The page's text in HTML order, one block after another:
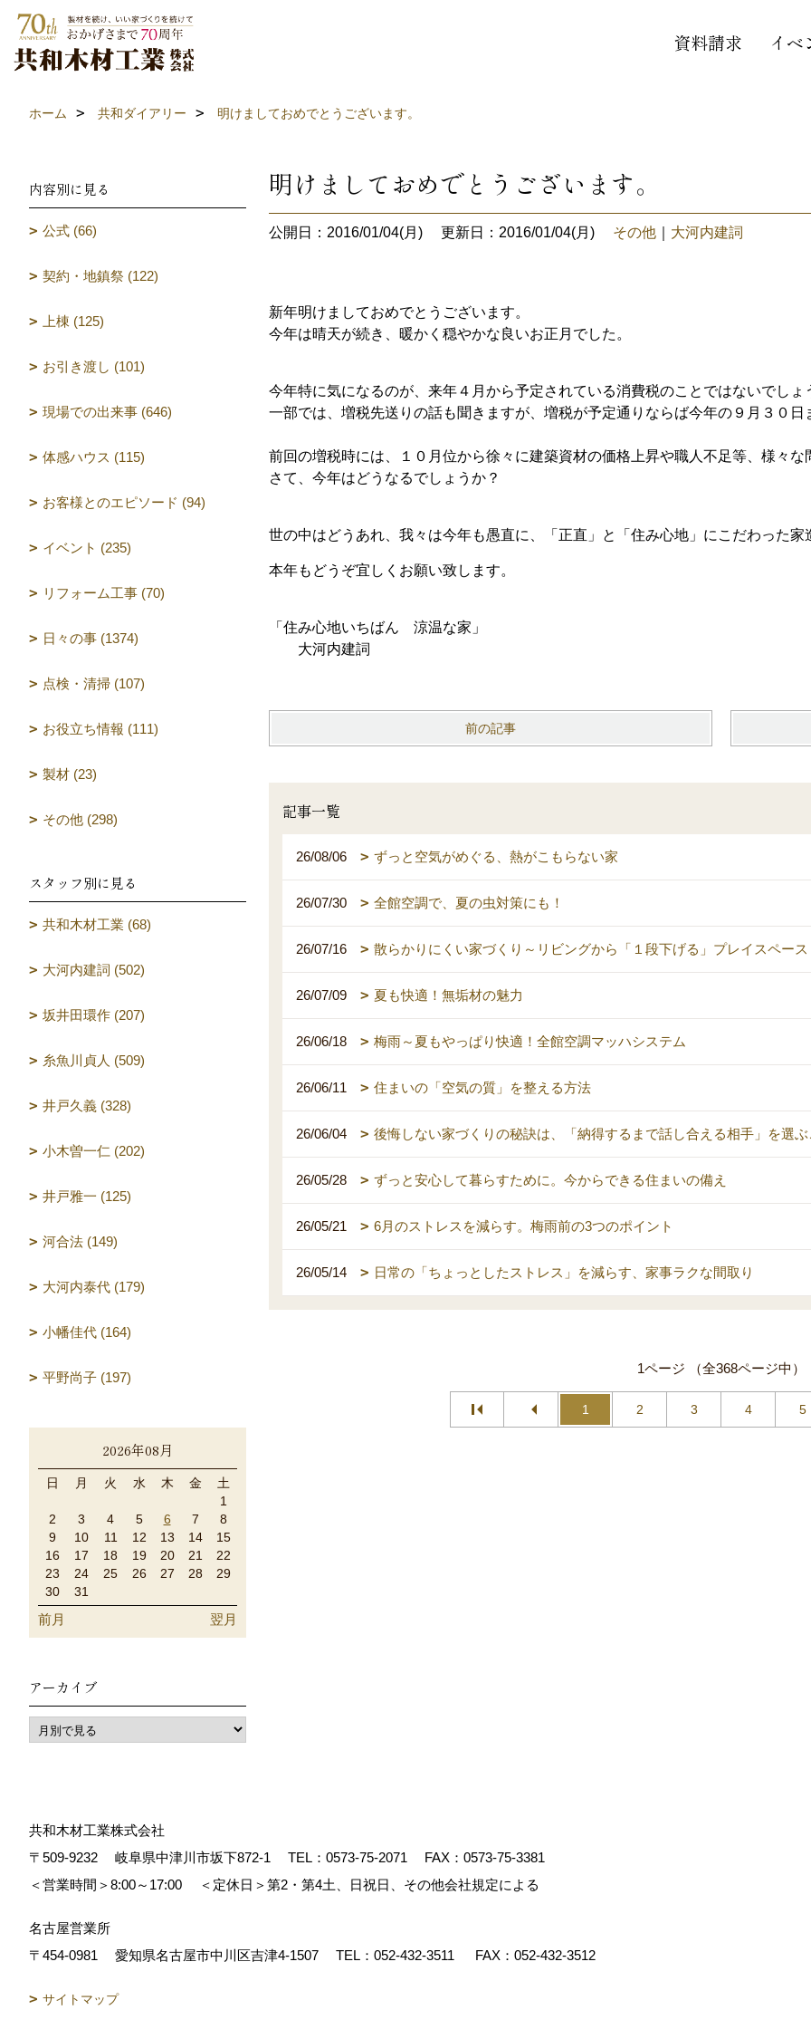
資料請求 イベ
ホーム 共和ダイアリー 明けましておめでとうございます。
明けましておめでとうございます。
公開日：2016/01/04(月) 更新日：2016/01/04(月) その他 大河内建詞
新年明けましておめでとうございます。
今年は晴天が続き、暖かく穏やかな良いお正月でした。
今年特に気になるのが、来年４月から予定されている消費税のことではないでしょ
一部では、増税先送りの話も聞きますが、増税が予定通りならば今年の９月３０
前回の増税時には、１０月位から徐々に建築資材の価格上昇や職人不足等、様々な
さて、今年はどうなるでしょうか？
世の中はどうあれ、我々は今年も愚直に、「正直」と「住み心地」にこだわった
本年もどうぞ宜しくお願い致します。
「住み心地いちばん 涼温な家」
大河内建詞
前の記事
記事一覧
26/08/06 ずっと空気がめぐる、熱がこもらない家
26/07/30 全館空調で、夏の虫対策にも！
26/07/16 散らかりにくい家づくり～リビングから「１段下げる」プレイスペース
26/07/09 夏も快適！無垢材の魅力
26/06/18 梅雨～夏もやっぱり快適！全館空調マッハシステム
26/06/11 住まいの「空気の質」を整える方法
26/06/04 後悔しない家づくりの秘訣は、「納得するまで話し合える相手」を選
26/05/28 ずっと安心して暮らすために。今からできる住まいの備え
26/05/21 6月のストレスを減らす。梅雨前の3つのポイント
26/05/14 日常の「ちょっとしたストレス」を減らす、家事ラクな間取り
1ページ （全368ページ中）
1 2 3 4 5
内容別に見る
公式 (66)
契約・地鎮祭 (122)
上棟 (125)
お引き渡し (101)
現場での出来事 (646)
体感ハウス (115)
お客様とのエピソード (94)
イベント (235)
リフォーム工事 (70)
日々の事 (1374)
点検・清掃 (107)
お役立ち情報 (111)
製材 (23)
その他 (298)
スタッフ別に見る
共和木材工業 (68)
大河内建詞 (502)
坂井田環作 (207)
糸魚川貞人 (509)
井戸久義 (328)
小木曽一仁 (202)
井戸雅一 (125)
河合法 (149)
大河内泰代 (179)
小幡佳代 (164)
平野尚子 (197)
2026年08月
日 月 火 水 木 金
土
1
2
3 4 5 6 7
8
9
10 11 12 13 14
15
16
17 18 19 20 21
22
23
24 25 26 27 28
29
30
31
前月 翌月
アーカイブ
共和木材工業株式会社
〒509-9232
岐阜県中津川市坂下872‐1 TEL： 0573-75-2071
FAX：0573-75-3381
＜営業時間＞8:00～17:00
＜定休日＞第2・第4土、日祝日、その他会社規定による
名古屋営業所
〒454-0981
愛知県名古屋市中川区吉津4-1507 TEL： 052-432-3511 FAX：052-432-3512
サイトマップ